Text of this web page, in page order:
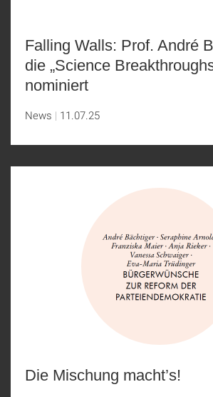
Falling Walls: Prof. André
die „Science
nominiert
News 11.07.25
Die Mischung macht’s!